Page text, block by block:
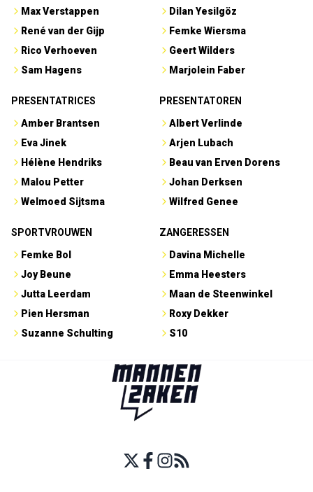
Max Verstappen
René van der Gijp
Rico Verhoeven
Sam Hagens
Dilan Yesilgöz
Femke Wiersma
Geert Wilders
Marjolein Faber
PRESENTATRICES
Amber Brantsen
Eva Jinek
Hélène Hendriks
Malou Petter
Welmoed Sijtsma
PRESENTATOREN
Albert Verlinde
Arjen Lubach
Beau van Erven Dorens
Johan Derksen
Wilfred Genee
SPORTVROUWEN
Femke Bol
Joy Beune
Jutta Leerdam
Pien Hersman
Suzanne Schulting
ZANGERESSEN
Davina Michelle
Emma Heesters
Maan de Steenwinkel
Roxy Dekker
S10